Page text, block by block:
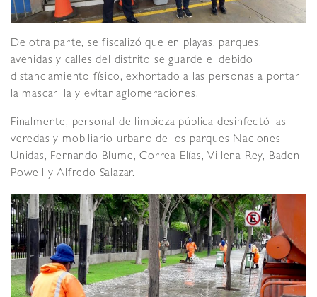
De otra parte, se fiscalizó que en playas, parques,
avenidas y calles del distrito se guarde el debido
distanciamiento físico, exhortado a las personas a portar
la mascarilla y evitar aglomeraciones.
Finalmente, personal de limpieza pública desinfectó las
veredas y mobiliario urbano de los parques Naciones
Unidas, Fernando Blume, Correa Elías, Villena Rey, Baden
Powell y Alfredo Salazar.